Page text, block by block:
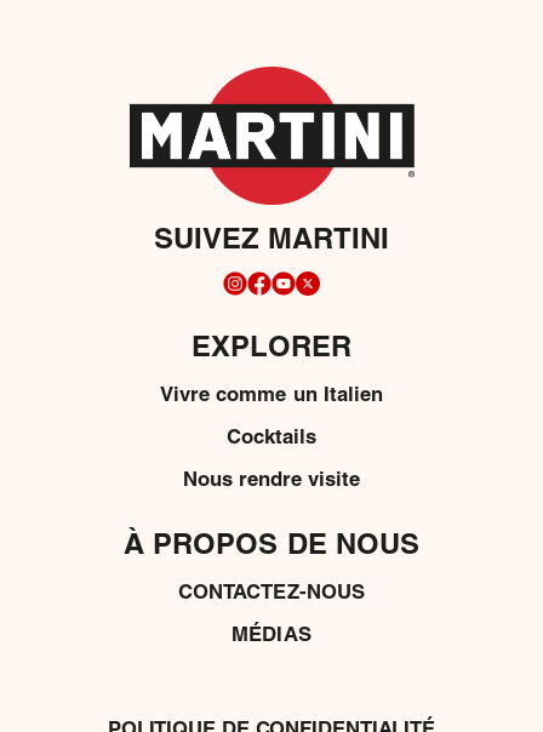
SUIVEZ MARTINI
EXPLORER
Vivre comme un Italien
Cocktails
Nous rendre visite
À PROPOS DE NOUS
CONTACTEZ-NOUS
MÉDIAS